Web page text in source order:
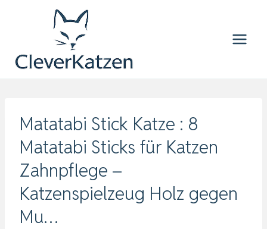
Matatabi Stick Katze : 8
Matatabi Sticks für Katzen
Zahnpflege –
Katzenspielzeug Holz gegen
Mu…